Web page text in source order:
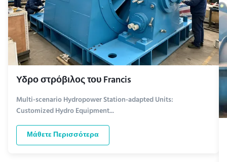
Υδρο στρόβιλος του Francis
Multi-scenario Hydropower Station-adapted Units:
Customized Hydro Equipment...
Μάθετε Περισσότερα